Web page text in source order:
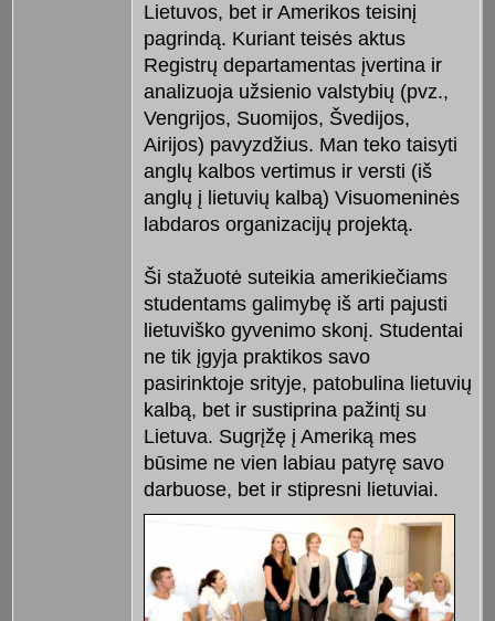
Lietuvos, bet ir Amerikos teisinį
pagrindą. Kuriant teisės aktus
Registrų departamentas įvertina ir
analizuoja užsienio valstybių (pvz.,
Vengrijos, Suomijos, Švedijos,
Airijos) pavyzdžius. Man teko taisyti
anglų kalbos vertimus ir versti (iš
anglų į lietuvių kalbą) Visuomeninės
labdaros organizacijų projektą.
Ši stažuotė suteikia amerikiečiams
studentams galimybę iš arti pajusti
lietuviško gyvenimo skonį. Studentai
ne tik įgyja praktikos savo
pasirinktoje srityje, patobulina lietuvių
kalbą, bet ir sustiprina pažintį su
Lietuva. Sugrįžę į Ameriką mes
būsime ne vien labiau patyrę savo
darbuose, bet ir stipresni lietuviai.